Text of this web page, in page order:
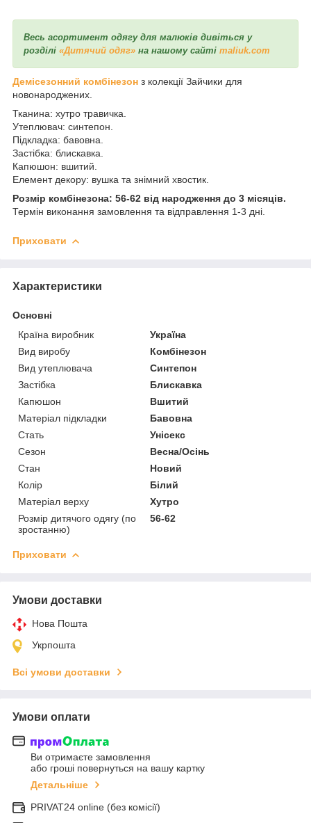
Весь асортимент одягу для малюків дивіться у
розділі «Дитячий одяг» на нашому сайті maliuk.com
Демісезонний комбінезон з колекції Зайчики для
новонароджених.
Тканина: хутро травичка.
Утеплювач: синтепон.
Підкладка: бавовна.
Застібка: блискавка.
Капюшон: вшитий.
Елемент декору: вушка та знімний хвостик.
Розмір комбінезона: 56-62 від народження до 3 місяців.
Термін виконання замовлення та відправлення 1-3 дні.
Приховати
Характеристики
Основні
Країна виробник
Україна
Вид виробу
Комбінезон
Вид утеплювача
Синтепон
Застібка
Блискавка
Капюшон
Вшитий
Матеріал підкладки
Бавовна
Стать
Унісекс
Сезон
Весна/Осінь
Стан
Новий
Колір
Білий
Матеріал верху
Хутро
Розмір дитячого одягу (по
зростанню)
56-62
Приховати
Умови доставки
Нова Пошта
Укрпошта
Всі умови доставки
Умови оплати
Ви отримаєте замовлення
або гроші повернуться на вашу картку
Детальніше
PRIVAT24 online (без комісії)